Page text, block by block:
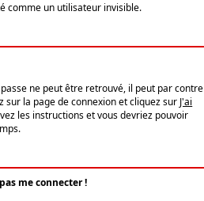
comme un utilisateur invisible.
ne peut être retrouvé, il peut par contre
la page de connexion et cliquez sur J'ai
les instructions et vous devriez pouvoir
me connecter !